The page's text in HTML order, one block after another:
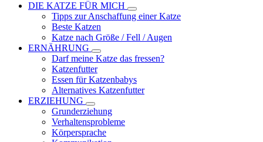
DIE KATZE FÜR MICH
Tipps zur Anschaffung einer Katze
Beste Katzen
Katze nach Größe / Fell / Augen
ERNÄHRUNG
Darf meine Katze das fressen?
Katzenfutter
Essen für Katzenbabys
Alternatives Katzenfutter
ERZIEHUNG
Grunderziehung
Verhaltensprobleme
Körpersprache